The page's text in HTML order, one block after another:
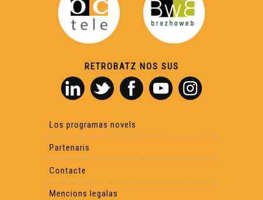
Ligats - Magali UROZ
Ligats - Maud Séguier
Ligats - Renaud Savy
RETROBATZ NOS SUS
Los programas novels
Partenaris
Contacte
Mencions legalas